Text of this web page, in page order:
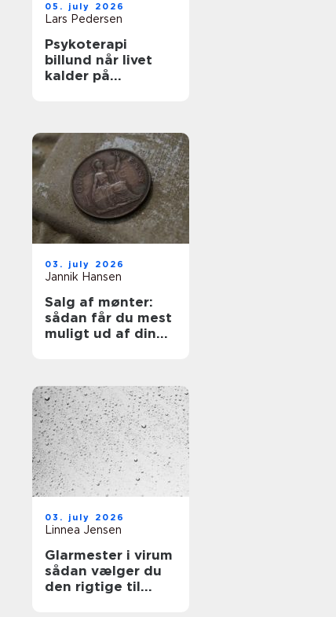
05. july 2026
Lars Pedersen
Psykoterapi
billund når livet
kalder på
03. july 2026
Jannik Hansen
Salg af mønter:
sådan får du mest
muligt ud af din
03. july 2026
Linnea Jensen
Glarmester i virum
sådan vælger du
den rigtige til